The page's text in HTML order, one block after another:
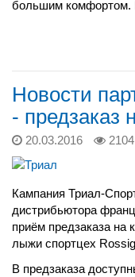
большим комфортом.
Новости
- предзаказ
20.03.2016 2104
Кампания Триал-
дистрибьютора
приём предзаказа на
лыжи спортцех
В предзаказа